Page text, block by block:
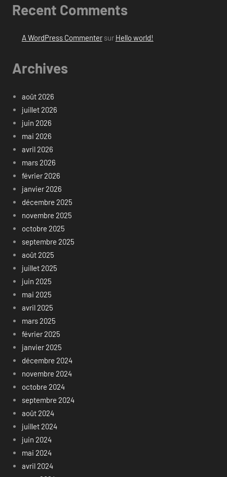
Recent Comments
A WordPress Commentersur Hello world!
Archives
août 2026
juillet 2026
juin 2026
mai 2026
avril 2026
mars 2026
février 2026
janvier 2026
décembre 2025
novembre 2025
octobre 2025
septembre 2025
août 2025
juillet 2025
juin 2025
mai 2025
avril 2025
mars 2025
février 2025
janvier 2025
décembre 2024
novembre 2024
octobre 2024
septembre 2024
août 2024
juillet 2024
juin 2024
mai 2024
avril 2024